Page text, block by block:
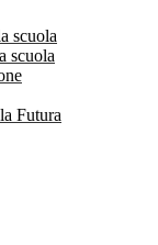
scuola
scuola
Futura